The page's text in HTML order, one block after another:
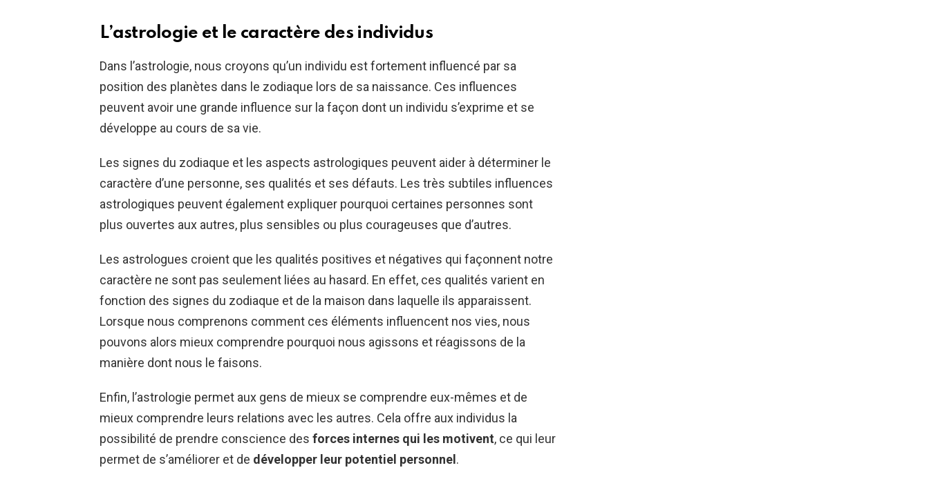
L’astrologie et le caractère des individus
Dans l’astrologie, nous croyons qu’un individu est fortement influencé par sa
position des planètes dans le zodiaque lors de sa naissance. Ces influences
peuvent avoir une grande influence sur la façon dont un individu s’exprime et se
développe au cours de sa vie.
Les signes du zodiaque et les aspects astrologiques peuvent aider à déterminer le
caractère d’une personne, ses qualités et ses défauts. Les très subtiles influences
astrologiques peuvent également expliquer pourquoi certaines personnes sont
plus ouvertes aux autres, plus sensibles ou plus courageuses que d’autres.
Les astrologues croient que les qualités positives et négatives qui façonnent notre
caractère ne sont pas seulement liées au hasard. En effet, ces qualités varient en
fonction des signes du zodiaque et de la maison dans laquelle ils apparaissent.
Lorsque nous comprenons comment ces éléments influencent nos vies, nous
pouvons alors mieux comprendre pourquoi nous agissons et réagissons de la
manière dont nous le faisons.
Enfin, l’astrologie permet aux gens de mieux se comprendre eux-mêmes et de
mieux comprendre leurs relations avec les autres. Cela offre aux individus la
possibilité de prendre conscience des forces internes qui les motivent, ce qui leur
permet de s’améliorer et de développer leur potentiel personnel .